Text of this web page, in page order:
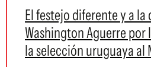
El festejo diferente y a la
Washington Aguerre
la selección uruguaya al